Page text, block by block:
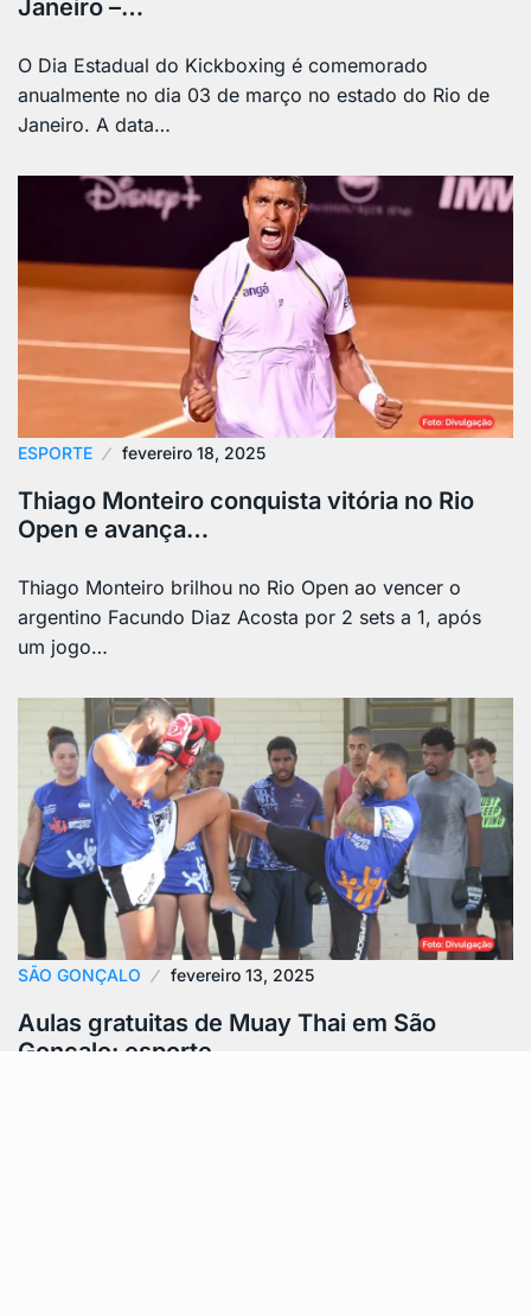
Janeiro –…
O Dia Estadual do Kickboxing é comemorado
anualmente no dia 03 de março no estado do Rio de
Janeiro. A data…
ESPORTE fevereiro 18, 2025
Thiago Monteiro conquista vitória no Rio
Open e avança…
Thiago Monteiro brilhou no Rio Open ao vencer o
argentino Facundo Diaz Acosta por 2 sets a 1, após
um jogo…
SÃO GONÇALO fevereiro 13, 2025
Aulas gratuitas de Muay Thai em São
Gonçalo: esporte…